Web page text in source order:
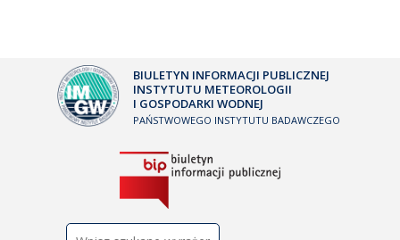
BIULETYN INFORMACJI PUBLICZNEJ
INSTYTUTU METEOROLOGII
I GOSPODARKI WODNEJ
PAŃSTWOWEGO INSTYTUTU BADAWCZEGO